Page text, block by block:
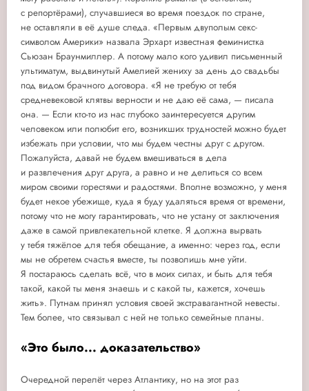
с репортёрами), случавшиеся во время поездок по стране,
не оставляли в её душе следа. «Первым двуполым секс-
символом Америки» назвала Эрхарт известная феминистка
Сьюзан Браунмиллер. А потому мало кого удивил письменный
ультиматум, выдвинутый Амелией жениху за день до свадьбы
под видом брачного договора. «Я не требую от тебя
средневековой клятвы верности и не даю её сама, — писала
она. — Если кто-то из нас глубоко заинтересуется другим
человеком или полюбит его, возникших трудностей можно будет
избежать при условии, что мы будем честны друг с другом.
Пожалуйста, давай не будем вмешиваться в дела
и развлечения друг друга, а равно и не делиться со всем
миром своими горестями и радостями. Вполне возможно, у меня
будет некое убежище, куда я буду удаляться время от времени,
потому что не могу гарантировать, что не устану от заключения
даже в самой привлекательной клетке. Я должна вырвать
у тебя тяжёлое для тебя обещание, а именно: через год, если
мы не обретем счастья вместе, ты позволишь мне уйти.
Я постараюсь сделать всё, что в моих силах, и быть для тебя
такой, какой ты меня знаешь и с какой ты, кажется, хочешь
жить». Путнам принял условия своей экстравагантной невесты.
Тем более, что связывал с ней не только семейные планы.
«Это было... доказательство»
Очередной перелёт через Атлантику, но на этот раз